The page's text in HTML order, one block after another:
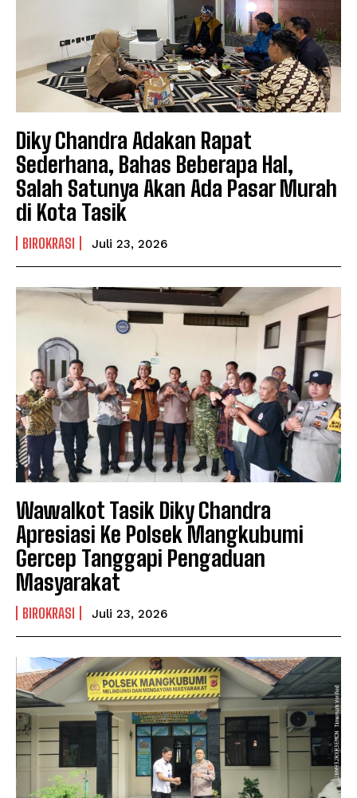
Diky Chandra Adakan Rapat
Sederhana, Bahas Beberapa Hal,
Salah Satunya Akan Ada Pasar Murah
di Kota Tasik
BIROKRASI Juli 23, 2026
Wawalkot Tasik Diky Chandra
Apresiasi Ke Polsek Mangkubumi
Gercep Tanggapi Pengaduan
Masyarakat
BIROKRASI Juli 23, 2026